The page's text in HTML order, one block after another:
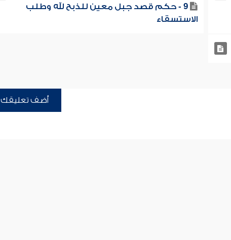
9 - حكم قصد جبل معين للذبح لله وطلب
الاستسقاء
أضف تعليقك